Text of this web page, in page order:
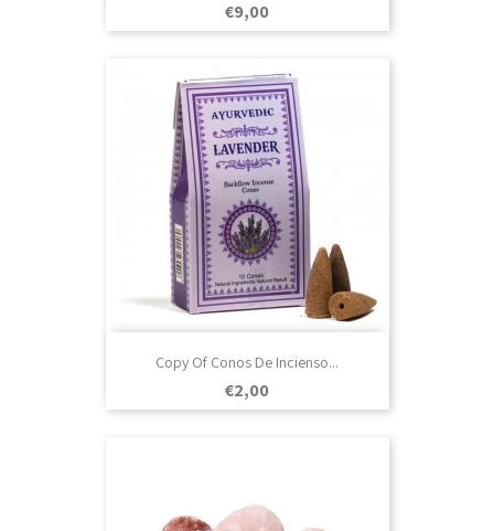
Prezo
€9,00
Copy Of Conos De Incienso...
Prezo
€2,00